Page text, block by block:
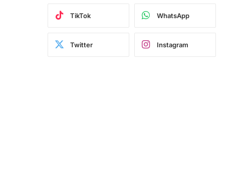
TikTok WhatsApp
Twitter Instagram